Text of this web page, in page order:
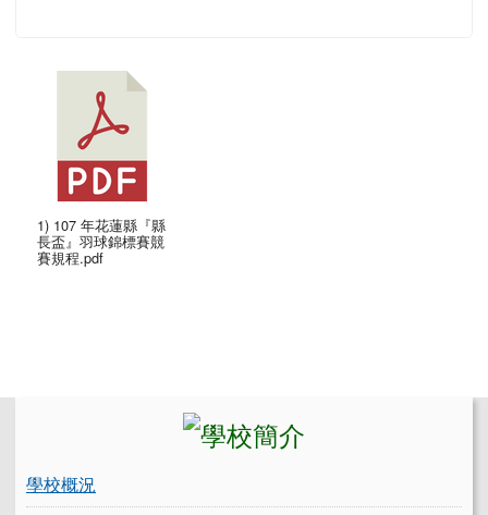
1) 107 年花蓮縣『縣
長盃』羽球錦標賽競
賽規程.pdf
學校概況